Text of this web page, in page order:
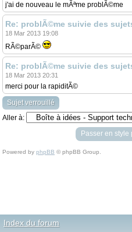
j'ai de nouveau le mÃªme problÃ©me
Re: problÃ©me suivie des
18 Mar 2013 19:08
RÃ©parÃ©
Re: problÃ©me suivie des
18 Mar 2013 20:31
merci pour la rapiditÃ©
Sujet verrouillé
Aller à:
Passer en
Powered by phpBB © phpBB Group.
Index du forum